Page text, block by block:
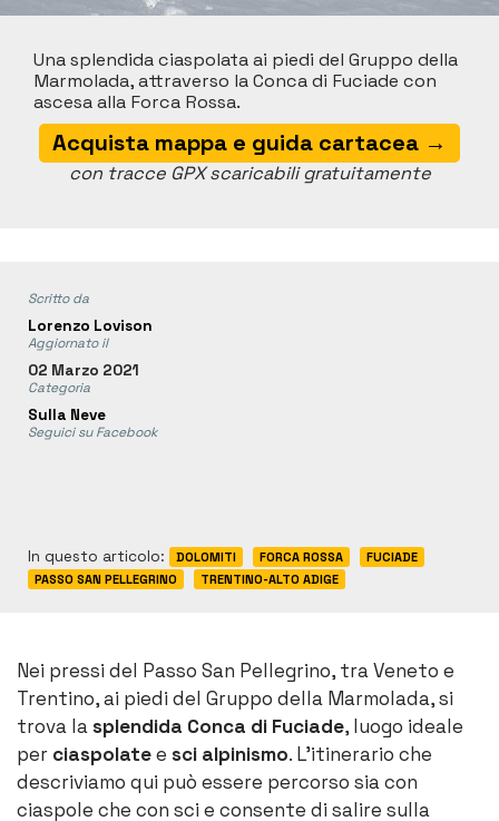
Una splendida ciaspolata ai piedi del Gruppo della
Marmolada, attraverso la Conca di Fuciade con
ascesa alla Forca Rossa.
Acquista mappa e guida cartacea →
con tracce GPX scaricabili gratuitamente
Scritto da
Lorenzo Lovison
Aggiornato il
02 Marzo 2021
Categoria
Sulla Neve
Seguici su Facebook
In questo articolo: DOLOMITI FORCA ROSSA
FUCIADE
PASSO SAN PELLEGRINO
TRENTINO-ALTO ADIGE
Nei pressi del Passo San Pellegrino, tra Veneto e
Trentino, ai piedi del Gruppo della Marmolada, si
trova lasplendida Conca di Fuciade, luogo ideale
per ciaspolatee sci alpinismo. L’itinerario che
descriviamo qui può essere percorso sia con
ciaspole che con sci e consente di salire sulla